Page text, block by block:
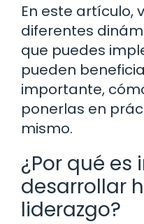
En este artículo,
diferentes
que puedes
pueden
importante,
ponerlas en
mismo.
¿Por qué
desarrollar
liderazgo?